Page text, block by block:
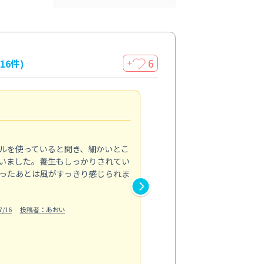
件) ＋ 6
を使っていると聞き、細かいとこ
ました。養生もしっかりされてい
たあとは風がすっきり感じられま
16 投稿者：あおい